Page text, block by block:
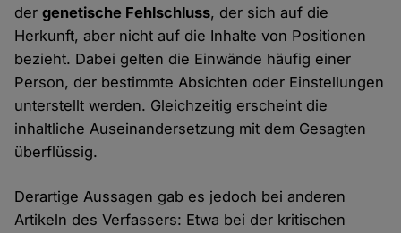
dergenetische Fehlschluss, der sich auf die
Herkunft, aber nicht auf die Inhalte von Positionen
bezieht. Dabei gelten die Einwände häufig einer
Person, der bestimmte Absichten oder Einstellungen
unterstellt werden. Gleichzeitig erscheint die
inhaltliche Auseinandersetzung mit dem Gesagten
überflüssig.
Derartige Aussagen gab es jedoch bei anderen
Artikeln des Verfassers: Etwa bei der kritischen